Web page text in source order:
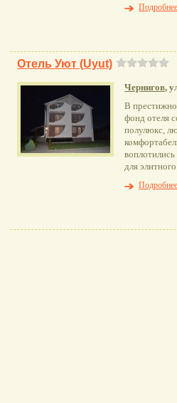
Подробнее
Отель Уют (Uyut)
Чернигов,
В
фонд отеля
полулюкс,
для
Подробнее